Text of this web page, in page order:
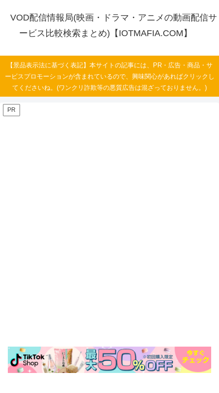
VOD配信情報局(映画・ドラマ・アニメの動画配信サ
ービス比較検索まとめ)【IOTMAFIA.COM】
【景品表示法に基づく表記】本サイトの記事には、PR・広告・商品・サ
ービスプロモーションが含まれているので、興味関心があればクリックし
てくださいね。(ワンクリ詐欺等の悪質広告は混ざっておりません。)
PR